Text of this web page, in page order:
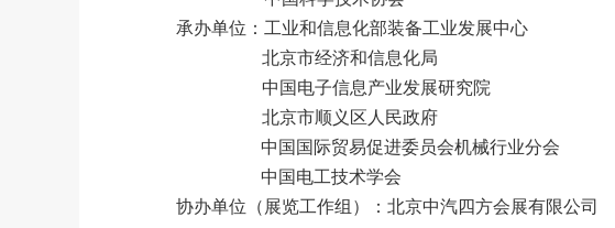
承办单位：工业和信息化部装备工业发展中心
北京市经济和信息化局
中国电子信息产业发展研究院
北京市顺义区人民政府
中国国际贸易促进委员会机械行业分会
中国电工技术学会
协办单位（展览工作组）：北京中汽四方会展有限公司